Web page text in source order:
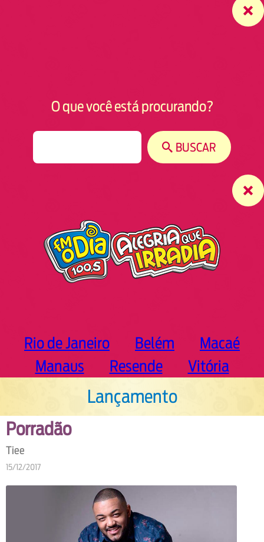
O que você está procurando?
BUSCAR
Rio de Janeiro Belém
Macaé
Manaus
Resende Vitória
Lançamento
Porradão
Tiee
15/12/2017